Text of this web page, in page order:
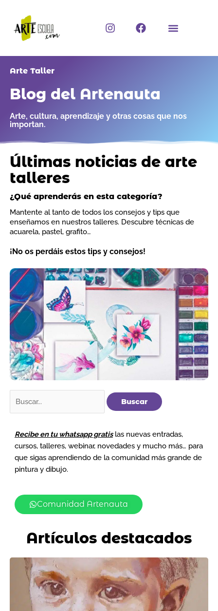
contenido
I
n
t
a
F
a
e
k
Arte Taller
Blog del Artenauta
Arte, cultura, aprendizaje y otras cosas que nos
importan.
por:
Últimas noticias de arte
talleres
¿Qué aprenderás en esta categoría?
Mantente al tanto de todos los consejos y tips que
enseñamos en nuestros talleres. Descubre técnicas de
acuarela, pastel, grafito…
¡No os perdáis estos tips y consejos!
Recibe en tu whatsapp gratislas nuevas entradas,
cursos, talleres, webinar, novedades y mucho más… para
que sigas aprendiendo de la comunidad más grande de
pintura y dibujo.
Comunidad Artenauta
Artículos destacados